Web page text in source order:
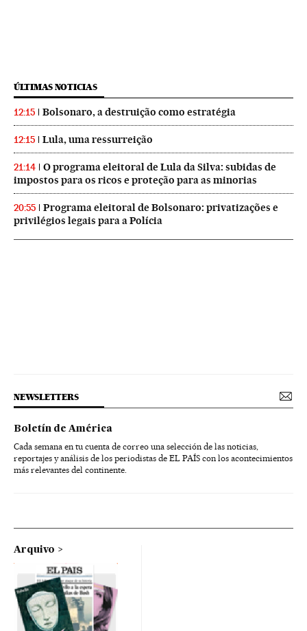
ÚLTIMAS NOTICIAS
12:15 Bolsonaro, a destruição como estratégia
12:15 Lula, uma ressurreição
21:14
O programa eleitoral de Lula da Silva: subidas de
impostos para os ricos e proteção para as minorias
20:55
Programa eleitoral de Bolsonaro: privatizações e
privilégios legais para a Polícia
NEWSLETTERS
Boletín de América
Cada semana en tu cuenta de correo una selección de las noticias,
reportajes y análisis de los periodistas de EL PAÍS con los acontecimientos
más relevantes del continente.
Arquivo